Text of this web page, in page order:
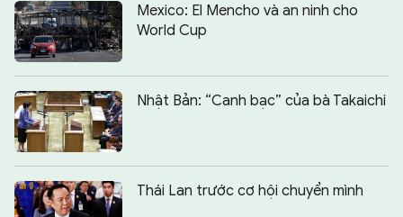
Mexico: El Mencho và an ninh cho
World Cup
Nhật Bản: “Canh bạc” của bà Takaichi
Thái Lan trước cơ hội chuyển mình